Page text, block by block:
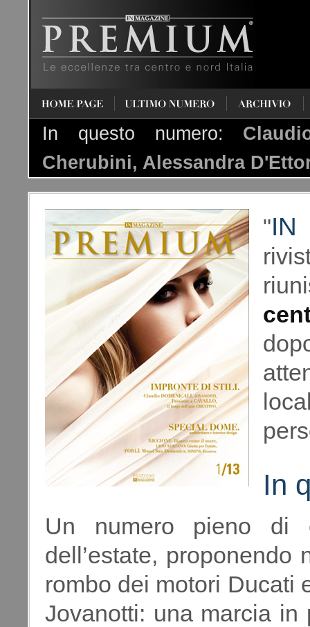
Claudio Domenicali, Lorenzo
Cherubini, Alessandra
D'Ettore, Giacomo Musone...
ARCHIVIO
In questo numero:
Cherubini, Alessandra
"IN
In
Un numero pieno di
dell’estate,
rombo dei motori Ducati
Jovanotti: una marcia